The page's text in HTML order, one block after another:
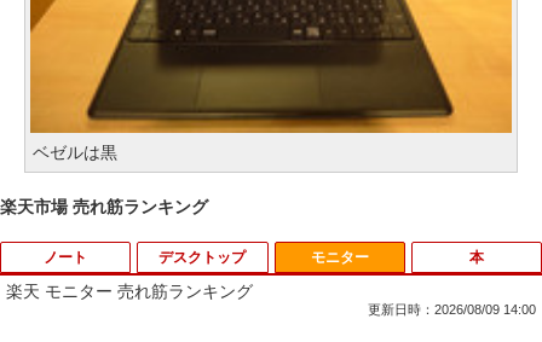
ベゼルは黒
楽天市場 売れ筋ランキング
ノート デスクトップ モニター
楽天 モニター 売れ筋ランキング
更新日時：2026/08/09 14:00
本